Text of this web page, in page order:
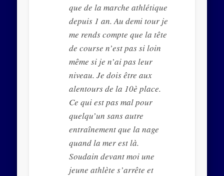
que de la marche athlétique
depuis 1 an. Au demi tour je
me rends compte que la tête
de course n’est pas si loin
même si je n’ai pas leur
niveau. Je dois être aux
alentours de la 10è place.
Ce qui est pas mal pour
quelqu’un sans autre
entraînement que la nage
quand la mer est là.
Soudain devant moi une
jeune athlète s’arrête et